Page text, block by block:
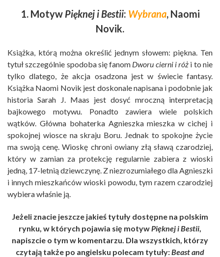
1. Motyw Pięknej i Bestii: Wybrana, Naomi
Novik.
Książka, którą można określić jednym słowem: piękna. Ten
tytuł szczególnie spodoba się fanom Dworu cierni i róż i to nie
tylko dlatego, że akcja osadzona jest w świecie fantasy.
Książka Naomi Novik jest doskonale napisana i podobnie jak
historia Sarah J. Maas jest dosyć mroczną interpretacją
bajkowego motywu. Ponadto zawiera wiele polskich
wątków. Główna bohaterka Agnieszka mieszka w cichej i
spokojnej wiosce na skraju Boru. Jednak to spokojne życie
ma swoją cenę. Wioskę chroni owiany złą sławą czarodziej,
który w zamian za protekcję regularnie zabiera z wioski
jedną, 17-letnią dziewczynę. Z niezrozumiałego dla Agnieszki
i innych mieszkańców wioski powodu, tym razem czarodziej
wybiera właśnie ją.
Jeżeli znacie jeszcze jakieś tytuły dostępne na polskim
rynku, w których pojawia się motywPięknej i Bestii,
napiszcie o tym w komentarzu. Dla wszystkich, którzy
czytają także po angielsku polecam tytuły:Beast and